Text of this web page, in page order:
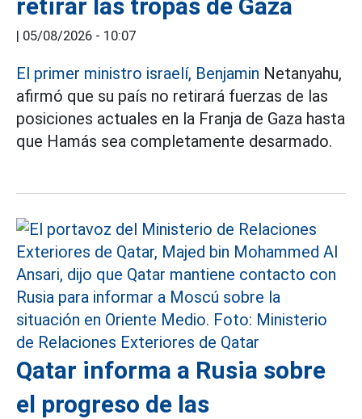
retirar las tropas de Gaza
| 05/08/2026 - 10:07
El primer ministro israelí, Benjamin Netanyahu,
afirmó que su país no retirará fuerzas de las
posiciones actuales en la Franja de Gaza hasta
que Hamás sea completamente desarmado.
Qatar informa a Rusia sobre
el progreso de las